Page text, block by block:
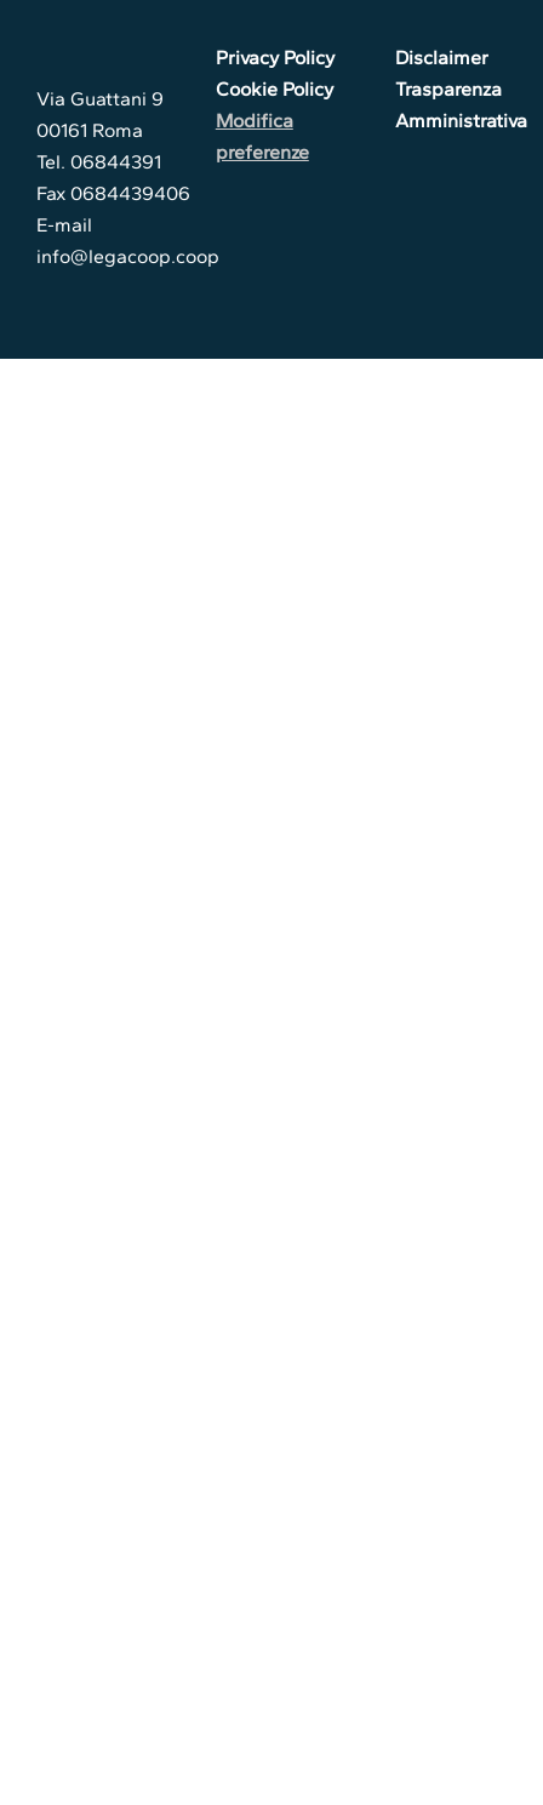
Via Guattani 9
00161 Roma
Tel. 06844391
Fax 0684439406
E-mail
info@legacoop.coop
Privacy Policy
Cookie Policy
Modifica
preferenze
Disclaimer
Trasparenza
Amministrativa